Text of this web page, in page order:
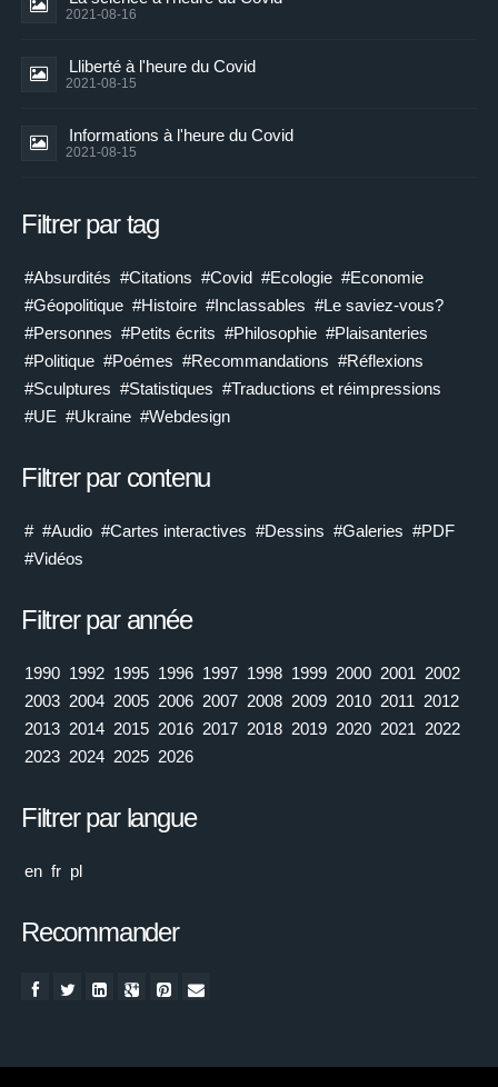
2021-08-16
Lliberté à l'heure du Covid
2021-08-15
Informations à l'heure du Covid
2021-08-15
Filtrer par tag
#Absurdités #Citations #Covid #Ecologie #Economie
#Géopolitique #Histoire #Inclassables #Le saviez-vous?
#Personnes #Petits écrits #Philosophie #Plaisanteries
#Politique #Poémes #Recommandations #Réflexions
#Sculptures #Statistiques #Traductions et réimpressions
#UE #Ukraine #Webdesign
Filtrer par contenu
# #Audio #Cartes interactives #Dessins #Galeries #PDF
#Vidéos
Filtrer par année
1990 1992 1995 1996 1997 1998 1999 2000 2001 2002
2003 2004 2005 2006 2007 2008 2009 2010 2011 2012
2013 2014 2015 2016 2017 2018 2019 2020 2021 2022
2023 2024 2025 2026
Filtrer par langue
en fr pl
Recommander